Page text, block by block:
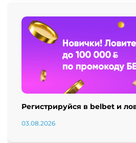
Регистрируйся в belbet и
03.08.2026